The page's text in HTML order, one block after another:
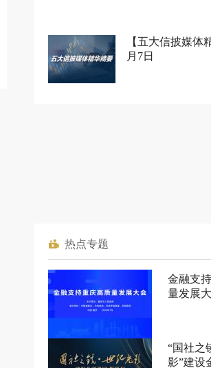
【五大信披媒体
月7日
热点专题
金融支
量发展
“国社之
影”建设